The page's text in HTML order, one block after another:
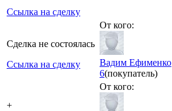
Ссылка на сделку
Сделка не состоялась
Ссылка на сделку
От кого:
Вадим Ефименко
6(покупатель)
+
От кого: